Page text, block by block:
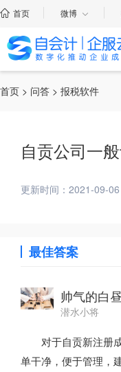
首页 微博
首页 > 问答 > 报税软件
自贡公司一
更新时间：2021-09-06
最佳答案
帅气的白昼
潜水小将
对于自贡新注册成
单干净，便于管理，